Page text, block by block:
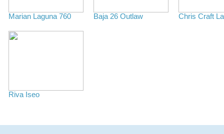
Marian Laguna 760 Baja 26 Outlaw Chris Craft
Riva Iseo